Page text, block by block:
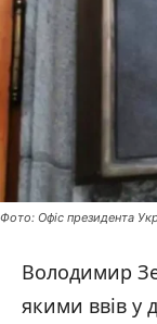
Фото: Офіс президента
Володимир
якими ввів у